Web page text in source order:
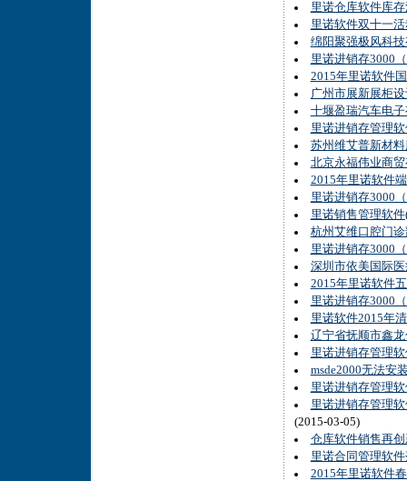
里诺仓库软件库
里诺软件双十一
绵阳聚强极风科
里诺进销存3000
2015年里诺软件
广州市展新展柜
十堰盈瑞汽车电
里诺进销存管理
苏州维艾普新材
北京永福伟业商
2015年里诺软件
里诺进销存3000
里诺销售管理软
杭州艾维口腔门
里诺进销存3000
深圳市依美国际
2015年里诺软件
里诺进销存3000
里诺软件2015年
辽宁省抚顺市鑫
里诺进销存管理
msde2000无法安
里诺进销存管理
里诺进销存管理
(2015-03-05)
仓库软件销售再
里诺合同管理软
2015年里诺软件